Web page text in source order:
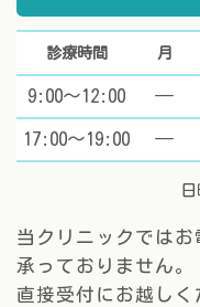
診療時間 月
9:00～12:00
17:00～19:00
当クリニックでは
承っておりません。
直接受付にお越しく